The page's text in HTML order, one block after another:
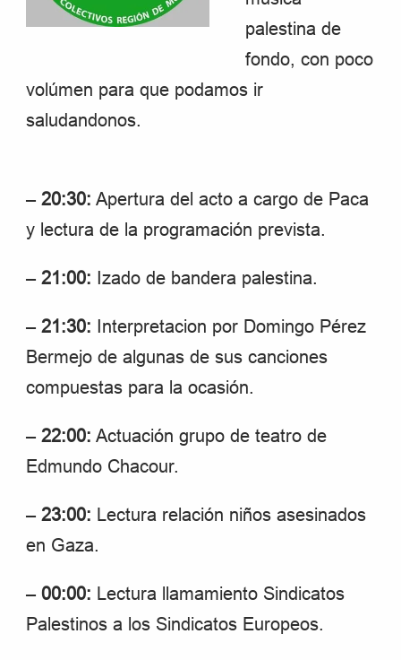
palestina de
fondo, con poco
volúmen para que podamos ir
saludandonos.
–20:30: Apertura del acto a cargo de Paca
y lectura de la programación prevista.
–21:00: Izado de bandera palestina.
–21:30: Interpretacion por Domingo Pérez
Bermejo de algunas de sus canciones
compuestas para la ocasión.
–22:00: Actuación grupo de teatro de
Edmundo Chacour.
–23:00: Lectura relación niños asesinados
en Gaza.
–00:00: Lectura llamamiento Sindicatos
Palestinos a los Sindicatos Europeos.